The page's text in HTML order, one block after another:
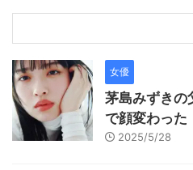
女優
茅島みずきの
で顔変わった
2025/5/28